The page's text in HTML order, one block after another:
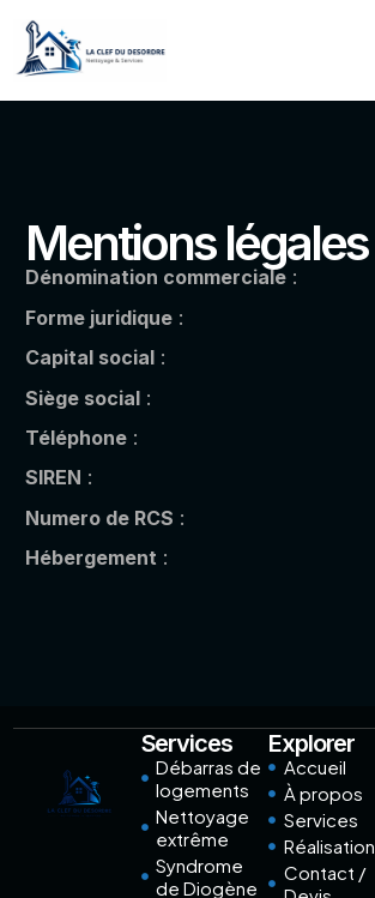
Mentions légales
Dénomination commerciale:
Forme juridique:
Capital social:
Siège social:
Téléphone:
SIREN :
Numero de RCS :
Hébergement :
Services
Débarras de
logements
Nettoyage
extrême
Syndrome
de Diogène
Explorer
Accueil
À propos
Services
Réalisation
Contact /